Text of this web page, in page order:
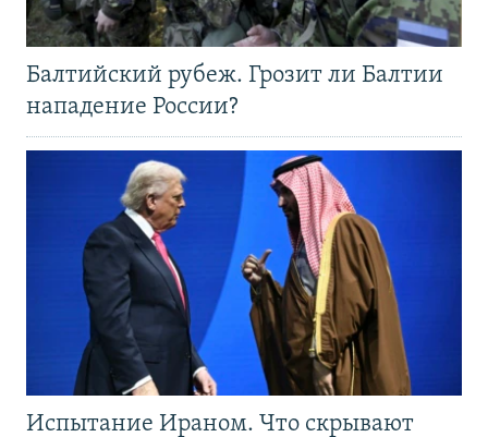
Балтийский рубеж. Грозит ли Балтии
нападение России?
Испытание Ираном. Что скрывают